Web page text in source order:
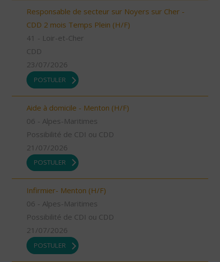
Responsable de secteur sur Noyers sur Cher -
CDD 2 mois Temps Plein (H/F)
41 - Loir-et-Cher
CDD
23/07/2026
POSTULER
Aide à domicile - Menton (H/F)
06 - Alpes-Maritimes
Possibilité de CDI ou CDD
21/07/2026
POSTULER
Infirmier- Menton (H/F)
06 - Alpes-Maritimes
Possibilité de CDI ou CDD
21/07/2026
POSTULER